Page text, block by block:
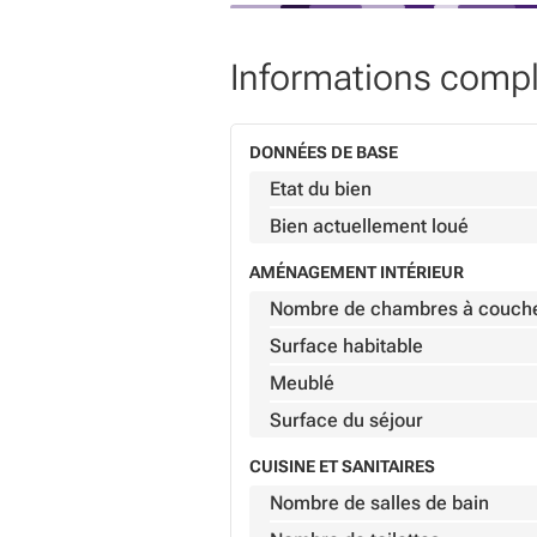
Informations
DONNÉES DE BASE
Etat du bien
Bien actuellement loué
AMÉNAGEMENT INTÉRIEUR
Nombre de chambres à
Surface habitable
Meublé
Surface du séjour
CUISINE ET SANITAIRES
Nombre de salles de bain